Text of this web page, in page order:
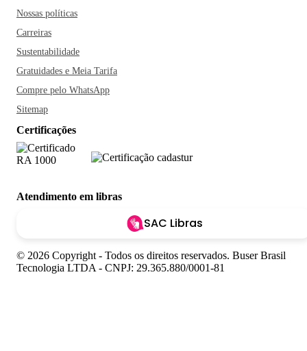
Nossas políticas
Carreiras
Sustentabilidade
Gratuidades e Meia Tarifa
Compre pelo WhatsApp
Sitemap
Certificações
Atendimento em libras
SAC Libras
© 2026 Copyright - Todos os direitos reservados. Buser Brasil
Tecnologia LTDA - CNPJ: 29.365.880/0001-81